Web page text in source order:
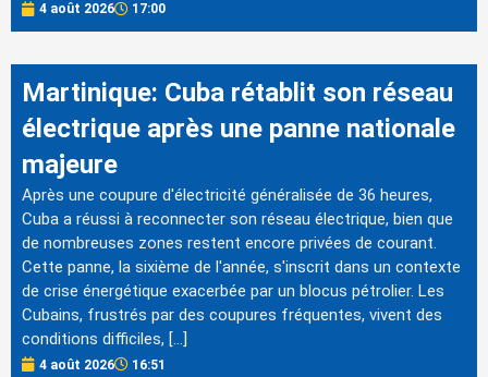
4 août 2026 17:00
Martinique: Cuba rétablit son réseau
électrique après une panne nationale
majeure
Après une coupure d'électricité généralisée de 36 heures,
Cuba a réussi à reconnecter son réseau électrique, bien que
de nombreuses zones restent encore privées de courant.
Cette panne, la sixième de l'année, s'inscrit dans un contexte
de crise énergétique exacerbée par un blocus pétrolier. Les
Cubains, frustrés par des coupures fréquentes, vivent des
conditions difficiles, […]
4 août 2026 16:51